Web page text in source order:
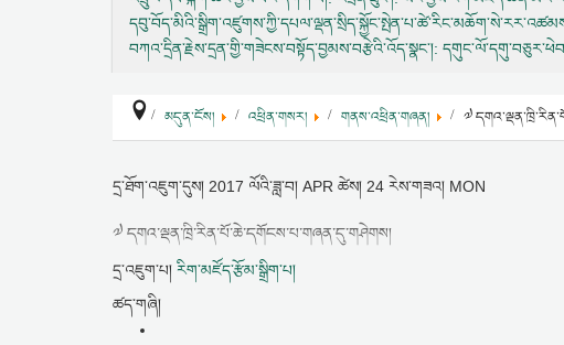
བཀའ་དྲིན་རྗེས་དྲན་གྱི་གཟེངས་བསྟོད་བྱམས་བརྩེའི་འོད་སྣང་།:
མདུན་ངོས། འཕྲིན་གསར། གནས་འཕྲིན་གཞན། ༧
དྲ་ཐོག་འཇུག་དུས། 2017 ལོའི་ཟླ་བ། APR ཚེས། 24 རེས་གཟའ། MON
༧ དགའ་ལྡན་ཁྲི་རིན་པོ་ཆེ་དགོངས་པ་གཞན་དུ་གཤེགས།
དྲ་འཇུག་པ། རིག་མཛོད་རྩོམ་སྒྲིག་པ།
ཚད་གཞི།